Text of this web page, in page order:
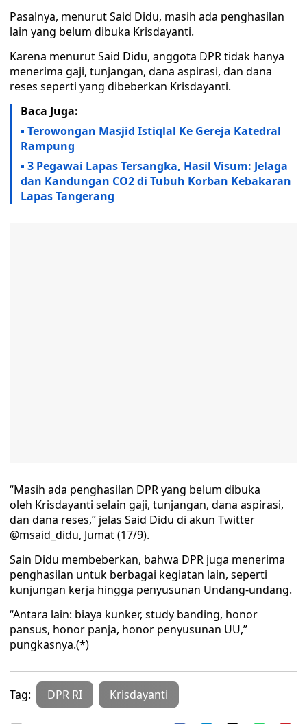
Pasalnya, menurut Said Didu, masih ada penghasilan
lain yang belum dibuka Krisdayanti.
Karena menurut Said Didu, anggota DPR tidak hanya
menerima gaji, tunjangan, dana aspirasi, dan dana
reses seperti yang dibeberkan Krisdayanti.
Baca Juga:
Terowongan Masjid Istiqlal Ke Gereja Katedral
Rampung
3 Pegawai Lapas Tersangka, Hasil Visum: Jelaga
dan Kandungan CO2 di Tubuh Korban Kebakaran
Lapas Tangerang
“Masih ada penghasilan DPR yang belum dibuka
oleh Krisdayanti selain gaji, tunjangan, dana aspirasi,
dan dana reses,” jelas Said Didu di akun Twitter
@msaid_didu, Jumat (17/9).
Sain Didu membeberkan, bahwa DPR juga menerima
penghasilan untuk berbagai kegiatan lain, seperti
kunjungan kerja hingga penyusunan Undang-undang.
“Antara lain: biaya kunker, study banding, honor
pansus, honor panja, honor penyusunan UU,”
pungkasnya.(*)
Tag: DPR RI Krisdayanti